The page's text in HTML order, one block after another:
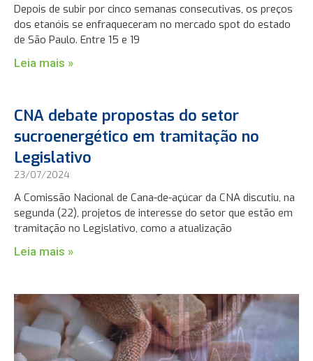
Depois de subir por cinco semanas consecutivas, os preços
dos etanóis se enfraqueceram no mercado spot do estado
de São Paulo. Entre 15 e 19
Leia mais »
CNA debate propostas do setor
sucroenergético em tramitação no
Legislativo
23/07/2024
A Comissão Nacional de Cana-de-açúcar da CNA discutiu, na
segunda (22), projetos de interesse do setor que estão em
tramitação no Legislativo, como a atualização
Leia mais »